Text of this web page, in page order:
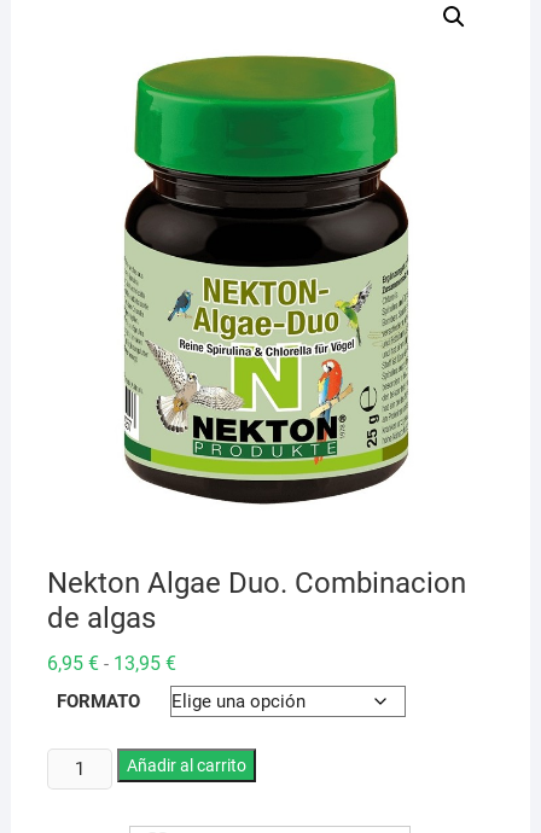
Nekton Algae Duo. Combinacion
de algas
6,95 € - 13,95 €Rango
precios:
desde
hasta
13,95 €
FORMATO
Nekton
Algae
Añadir al carrito